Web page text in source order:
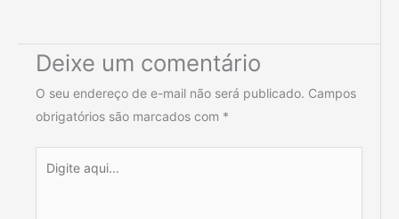
Deixe um comentário
O seu endereço de e-mail não será publicado. Campos
obrigatórios são marcados com *
aqui...